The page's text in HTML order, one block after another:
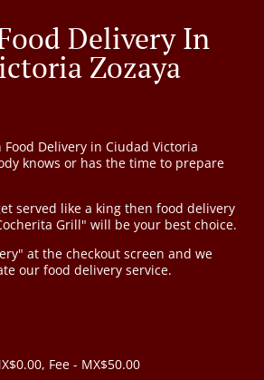
Delivery In
Zozaya
Delivery in Ciudad Victoria
knows or has the time to prepare
served like a king then food delivery
Grill" will be your best choice.
at the checkout screen and we
our food delivery service.
Fee - MX$50.00